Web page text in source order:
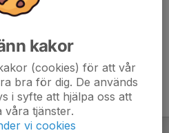
kakor
(cookies) för att vår
bra för dig. De används
i syfte att hjälpa oss att
våra tjänster.
vi cookies